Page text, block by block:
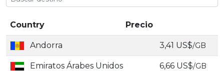
Country Precio
Andorra 3,41 US$/GB
Emiratos Árabes Unidos 6,66 US$/GB